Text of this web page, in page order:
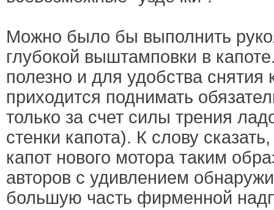
Можно было бы выполнить
глубокой выштамповки в
полезно и для удобства снятия
приходится поднимать
только за счет силы трения
стенки капота). К слову
капот нового мотора таким
авторов с удивлением
большую часть фирменной